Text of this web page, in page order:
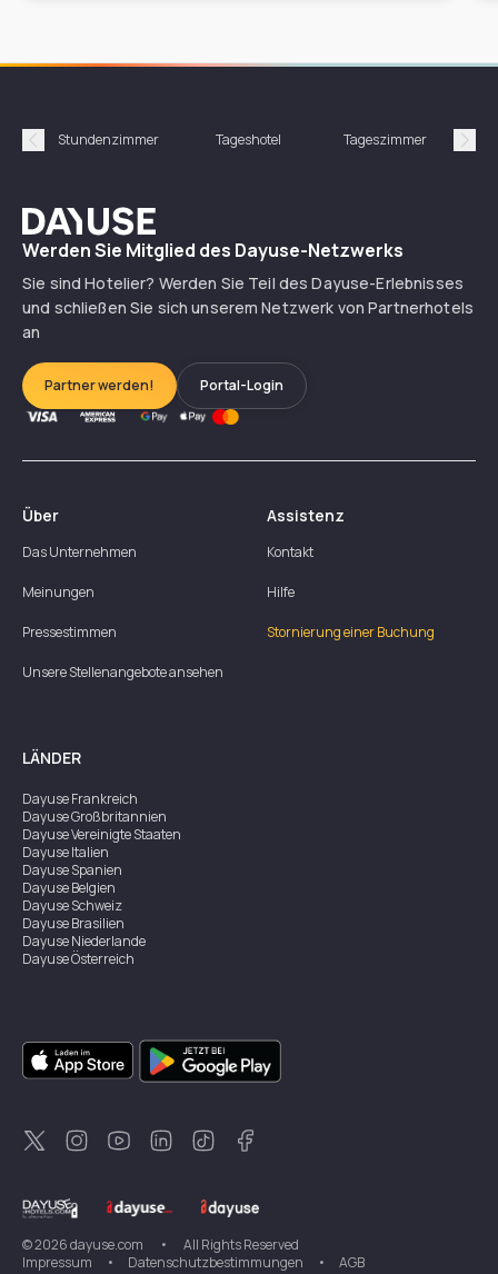
Précédent
Stundenzimmer Tageshotel Tageszimmer
Dayuse
Werden Sie Mitglied des Dayuse-Netzwerks
Sie sind Hotelier? Werden Sie Teil des Dayuse-Erlebnisses
und schließen Sie sich unserem Netzwerk von Partnerhotels
an
Partner werden! Portal-Login
Über
Das Unternehmen
Meinungen
Pressestimmen
Unsere Stellenangebote ansehen
Assistenz
Kontakt
Hilfe
Stornierung einer Buchung
LÄNDER
DayuseFrankreich
DayuseGroßbritannien
DayuseVereinigte Staaten
DayuseItalien
DayuseSpanien
DayuseBelgien
DayuseSchweiz
DayuseBrasilien
DayuseNiederlande
DayuseÖsterreich
DayuseSingapur
DayuseZweden
DayuseThailand
DayuseNeuseeland
DayuseTürkei
©2026dayuse.com •
All Rights Reserved
Impressum
• Datenschutzbestimmungen • AGB